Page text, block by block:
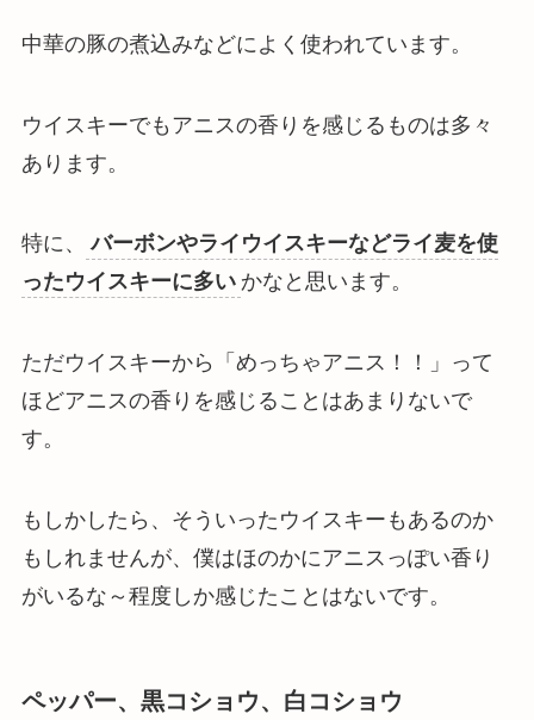
中華の豚の煮込みなどによく使われています。
ウイスキーでもアニスの香りを感じるものは多々
あります。
特に、
バーボンやライウイスキーなどライ麦を使
ったウイスキーに多い かなと思います。
ただウイスキーから「めっちゃアニス！！」って
ほどアニスの香りを感じることはあまりないで
す。
もしかしたら、そういったウイスキーもあるのか
もしれませんが、僕はほのかにアニスっぽい香り
がいるな～程度しか感じたことはないです。
ペッパー、黒コショウ、白コショウ